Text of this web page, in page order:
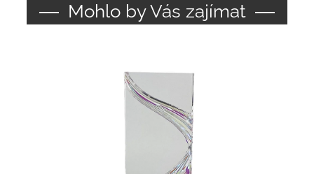
Mohlo by Vás zajímat